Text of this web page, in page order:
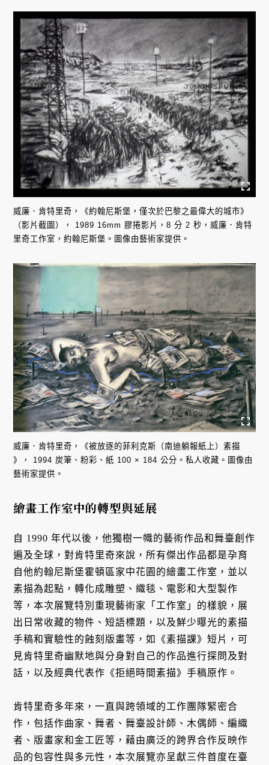
威廉．肯特里奇，《約翰尼斯堡，僅次於巴黎之最偉大的城市》
（影片截圖）， 1989 16mm 膠捲影片，8 分 2 秒，威廉．肯特
里奇工作室，約翰尼斯堡。圖像由藝術家提供。
威廉．肯特里奇，《被放逐的菲利克斯（南迪躺報紙上）素描
》， 1994 炭筆、粉彩、紙 100 × 184 公分。私人收藏。圖像由
藝術家提供。
繪畫工作室中的轉型與延展
自 1990 年代以後，他獨樹一幟的藝術作品和舞臺創作
遍及全球，對肯特里奇來說，所有傑出作品都是孕育
自他約翰尼斯堡霍頓區家中花園的繪畫工作室，並以
素描為起點，轉化成雕塑、織毯、電影和大型製作
等，本次展覽特別重現藝術家「工作室」的樣貌，展
出日常收藏的物件、短語標題，以及鮮少曝光的素描
手稿和實驗性的蝕刻版畫等，如《素描課》短片，可
見肯特里奇幽默地與分身對自己的作品進行探問及對
話，以及經典代表作《拒絕時間素描》手稿原作。
肯特里奇多年來，一直與跨領域的工作團隊緊密合
作，包括作曲家、舞者、舞臺設計師、木偶師、編織
者、版畫家和金工匠等，藉由廣泛的跨界合作反映作
品的包容性與多元性，本次展覽亦呈獻三件首度在臺